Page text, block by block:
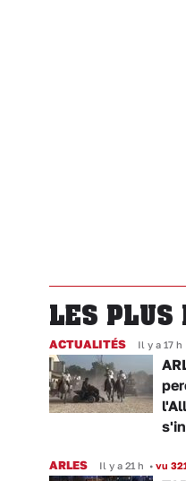
LES PLUS
ACTUALITÉS Il y a 17 h
ARLES Il y a 21 h • vu